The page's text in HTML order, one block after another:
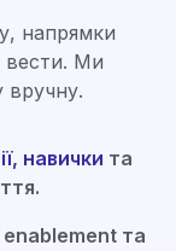
напрямки
вести. Ми
вручну.
навички та
enablement та